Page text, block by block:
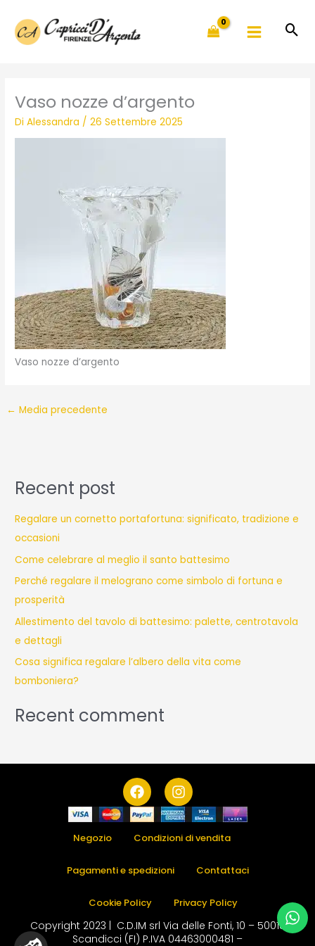
contenuto
Vaso nozze d’argento
DiAlessandra /26 Settembre 2025
Vaso nozze d’argento
← Media precedente
Recent post
Regalare un cornetto portafortuna: significato, tradizione e
occasioni
Come celebrare al meglio il santo battesimo
Perché regalare il melograno come simbolo di fortuna e
prosperità
Allestimento del tavolo di battesimo: palette, centrotavola
e dettagli
Cosa significa regalare l’albero della vita come
bomboniera?
Recent comment
F
a
c
e
b
o
I
n
s
t
a
m
Negozio Condizioni di vendita
Pagamenti e spedizioni Contattaci
Cookie Policy Privacy Policy
Copyright 2023 | C.D.IM srl Via delle Fonti, 10 – 50018
Scandicci (FI) P.IVA 04463000481 –